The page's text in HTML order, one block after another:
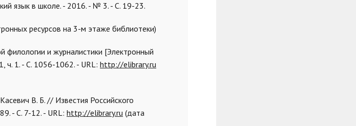
язык в школе. - 2016. - № 3. - С. 19-23.
ресурсов на 3-м этаже библиотеки)
филологии и журналистики [Электронный
1. - С. 1056-1062. - URL: http://elibrary.ru
В. Б. // Известия Российского
- С. 7-12. - URL: http://elibrary.ru (дата